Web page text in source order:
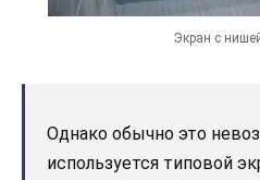
Экран с
Однако обычно это
используется типовой